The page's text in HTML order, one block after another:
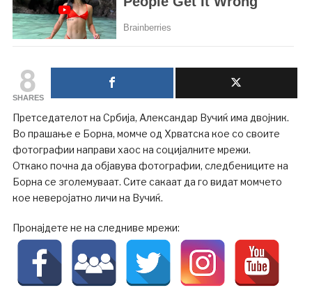
8
SHARES
Претседателот на Србија, Александар Вучиќ има двојник.
Во прашање е Борна, момче од Хрватска кое со своите
фотографии направи хаос на социјалните мрежи.
Откако почна да објавува фотографии, следбениците на
Борна се зголемуваат. Сите сакаат да го видат момчето
кое неверојатно личи на Вучиќ.
Пронајдете не на следниве мрежи: